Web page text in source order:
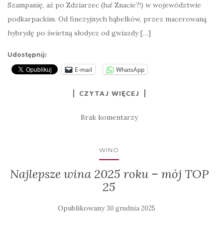
Szampanię, aż po Zdziarzec (ha! Znacie?!) w województwie
podkarpackim. Od finezyjnych bąbelków, przez macerowaną
hybrydę po świetną słodycz od gwiazdy […]
Udostępnij:
E-mail WhatsApp
CZYTAJ WIĘCEJ
Brak komentarzy
WINO
Najlepsze wina 2025 roku – mój TOP
25
Opublikowany 30 grudnia 2025